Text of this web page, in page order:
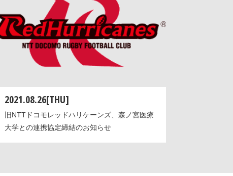
2021.08.26[THU]
旧NTTドコモレッドハリケーンズ、森ノ宮医療
大学との連携協定締結のお知らせ